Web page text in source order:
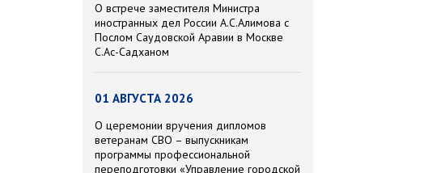
О встрече заместителя Министра
иностранных дел России А.С.Алимова с
Послом Саудовской Аравии в Москве
С.Ас-Садханом
01 АВГУСТА 2026
О церемонии вручения дипломов
ветеранам СВО – выпускникам
программы профессиональной
переподготовки «Управление городской